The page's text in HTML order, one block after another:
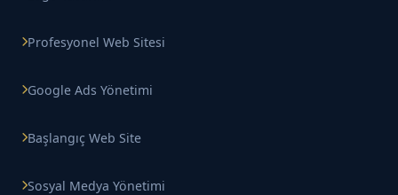
Profesyonel Web Sitesi
Google Ads Yönetimi
Başlangıç Web Site
Sosyal Medya Yönetimi